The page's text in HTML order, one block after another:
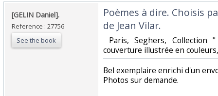
‎[GELIN Daniel].‎
Reference : 27756
See the book
‎Poèmes à dire. Choisis
de Jean Vilar.‎
Paris, Seghers, Collection
couverture illustrée en
‎Bel exemplaire enrichi d'un
Photos sur demande.‎